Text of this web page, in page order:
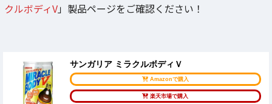
クルボディV」製品ページをご確認ください！
サンガリア ミラクルボディＶ
Amazonで購入
楽天市場で購入